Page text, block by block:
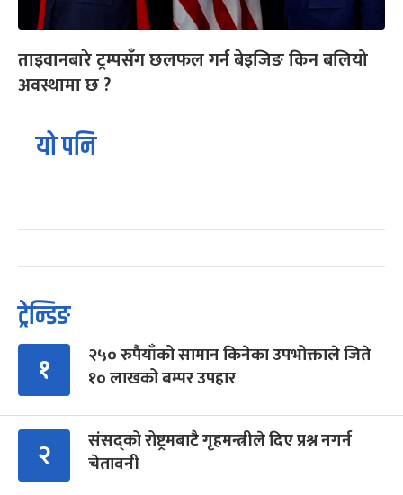
ताइवानबारे ट्रम्पसँग छलफल गर्न बेइजिङ किन बलियो
अवस्थामा छ ?
यो पनि
ट्रेन्डिङ
१
२५० रुपैयाँको सामान किनेका उपभोक्ताले जिते
१० लाखको बम्पर उपहार
२
संसद्को रोष्ट्रमबाटै गृहमन्त्रीले दिए प्रश्न नगर्न
चेतावनी